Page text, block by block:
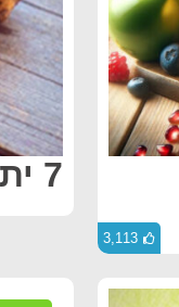
3,113
7 יתרונות בריאותיים שיש בבטטות